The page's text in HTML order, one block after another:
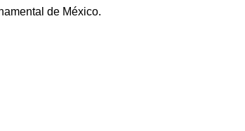
de México.